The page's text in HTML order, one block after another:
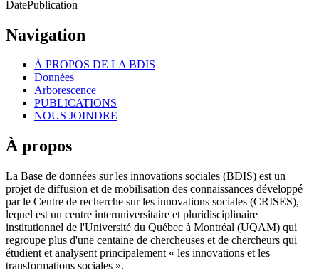
DatePublication
Navigation
À PROPOS DE LA BDIS
Données
Arborescence
PUBLICATIONS
NOUS JOINDRE
À propos
La Base de données sur les innovations sociales (BDIS) est un
projet de diffusion et de mobilisation des connaissances développé
par le Centre de recherche sur les innovations sociales (CRISES),
lequel est un centre interuniversitaire et pluridisciplinaire
institutionnel de l'Université du Québec à Montréal (UQAM) qui
regroupe plus d'une centaine de chercheuses et de chercheurs qui
étudient et analysent principalement « les innovations et les
transformations sociales ».